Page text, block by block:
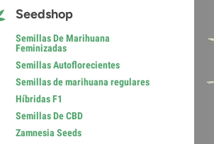
Seedshop
Semillas De Marihuana
Feminizadas
Semillas Autoflorecientes
Semillas de marihuana regulares
Híbridas F1
Semillas De CBD
Zamnesia Seeds